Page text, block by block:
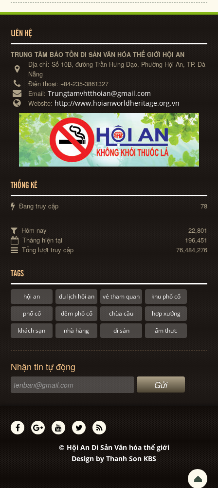
LIÊN HỆ
TRUNG TÂM BẢO TỒN DI SẢN VĂN HÓA THẾ GIỚI HỘI AN
Địa chỉ:Số 10B, đường Trần Hưng Đạo, Phường Hội An, TP. Đà
Nẵng
Điện thoại: +84-235-3861327
Email:Trungtamvhtthoian@gmail.com
Website: http://www.hoianworldheritage.org.vn
THỐNG KÊ
Đang truy cập 78
Hôm nay
22,801
Tháng hiện tại
196,451
Tổng lượt truy cập
76,484,276
TAGS
hội an du lịch hội an vé tham quan khu phố cổ
phố cổ đêm phố cổ chùa cầu hợp xướng
khách sạn nhà hàng di sản ẩm thực
Nhận tin tự động
© Hội An Di Sản Văn hóa thế giới
Design by Thanh Son KBS